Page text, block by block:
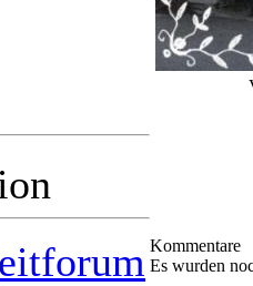
Kommentare
Es wurden